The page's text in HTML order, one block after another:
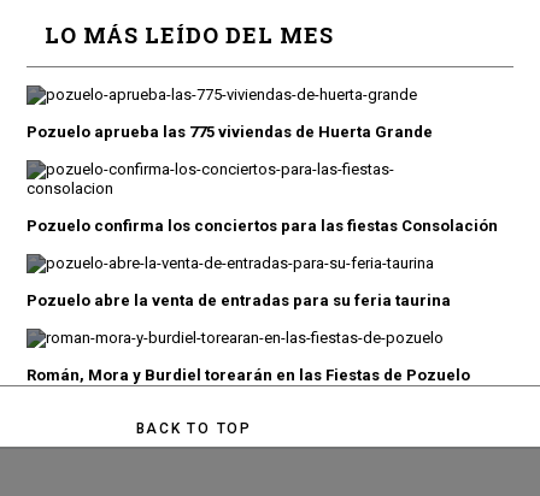
LO MÁS LEÍDO DEL MES
Pozuelo aprueba las 775 viviendas de Huerta Grande
Pozuelo confirma los conciertos para las fiestas Consolación
Pozuelo abre la venta de entradas para su feria taurina
Román, Mora y Burdiel torearán en las Fiestas de Pozuelo
BACK TO TOP